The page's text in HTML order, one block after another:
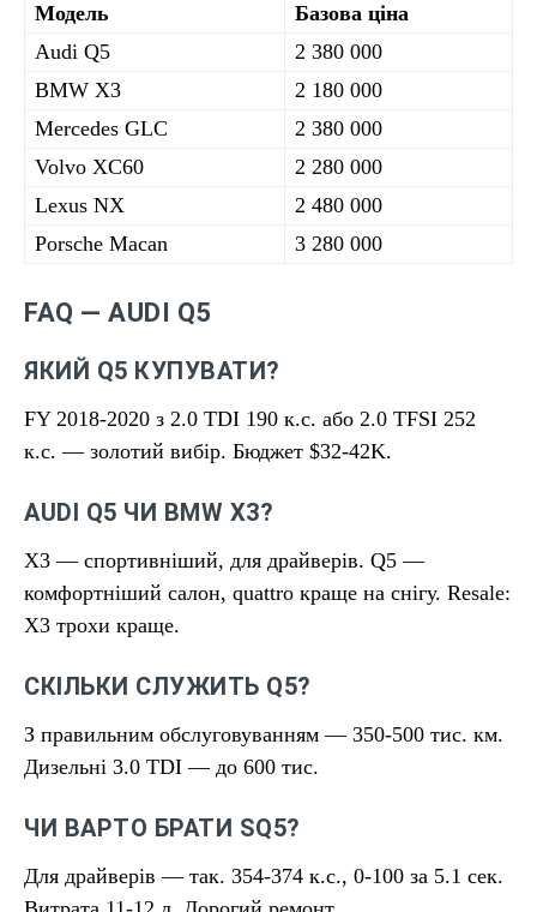
Модель
Базова ціна
Audi Q5
2 380 000
BMW X3
2 180 000
Mercedes GLC
2 380 000
Volvo XC60
2 280 000
Lexus NX
2 480 000
Porsche Macan
3 280 000
FAQ — AUDI Q5
ЯКИЙ Q5 КУПУВАТИ?
FY 2018-2020 з 2.0 TDI 190 к.с. або 2.0 TFSI 252
к.с. — золотий вибір. Бюджет $32-42K.
AUDI Q5 ЧИ BMW X3?
X3 — спортивніший, для драйверів. Q5 —
комфортніший салон, quattro краще на снігу. Resale:
X3 трохи краще.
СКІЛЬКИ СЛУЖИТЬ Q5?
З правильним обслуговуванням — 350-500 тис. км.
Дизельні 3.0 TDI — до 600 тис.
ЧИ ВАРТО БРАТИ SQ5?
Для драйверів — так. 354-374 к.с., 0-100 за 5.1 сек.